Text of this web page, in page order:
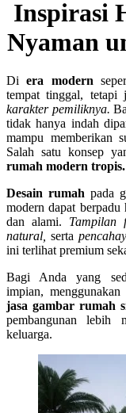
Inspirasi
Nyaman
Diera modern
tempat tinggal, tetapi
karakter pemiliknya.
tidak hanya indah
mampu memberikan
Salah satu konsep
rumah modern tropis.
Desain rumah pada
modern dapat berpadu
dan alami. Tampilan
natural, serta
ini terlihat premium
Bagi Anda yang
impian, menggunakan
jasa gambar rumah
pembangunan lebih
keluarga.